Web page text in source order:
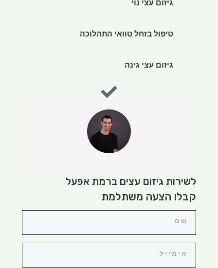
גיזום עצי נוי
טיפול בזחל טוואי התהלוכה
גיזום עצי גינה
לשירות גיזום עצים ברמת אפעל
קבלו הצעה משתלמת